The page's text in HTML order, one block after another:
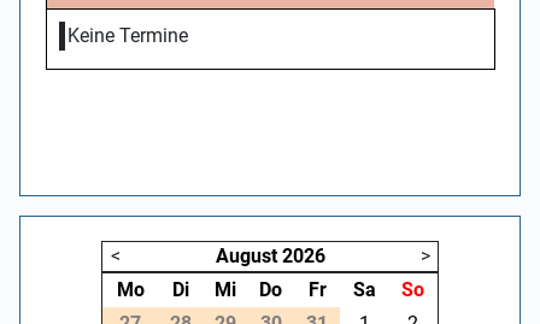
Keine Termine
< August 2026
>
Mo
Di Mi Do Fr Sa
So